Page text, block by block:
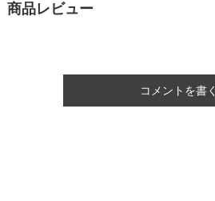
商品レビュー
コメントを書く